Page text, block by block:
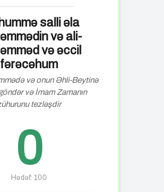
salli əla
və ali-
və əccil
fərəcəhum
və onun Əhli-Beytinə
və İmam Zamanın
tezləşdir
0
Hədəf: 100